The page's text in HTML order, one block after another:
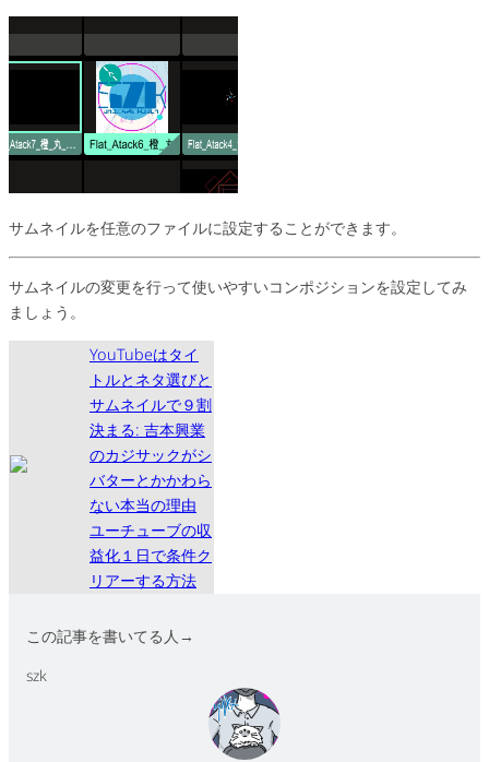
サムネイルを任意のファイルに設定することができます。
サムネイルの変更を行って使いやすいコンポジションを設定してみ
ましょう。
YouTubeはタイ
トルとネタ選びと
サムネイルで９割
決まる: 吉本興業
のカジサックがシ
バターとかかわら
ない本当の理由
ユーチューブの収
益化１日で条件ク
リアーする方法
この記事を書いてる人→
szk